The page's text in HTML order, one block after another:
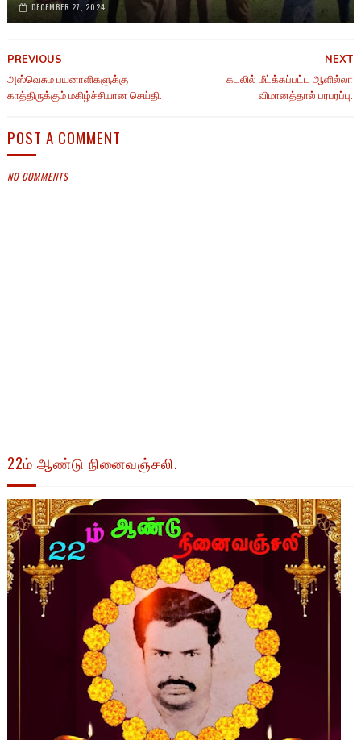
DECEMBER 27, 2024
NEXT
கடலில் மீட்க்கப்பட்ட ஆளில்லா
விமானத்தால் பரபரப்பு.
PREVIOUS
அஸ்வெசும பயனாளிகளுக்கு
காத்திருக்கும் மகிழ்ச்சியான செய்தி.
POST A COMMENT
NO COMMENTS
22ம் ஆண்டு நினைவஞ்சலி.